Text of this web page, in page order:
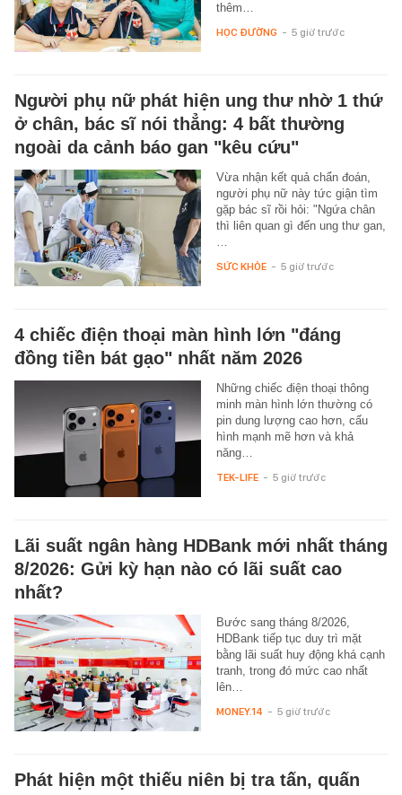
thêm…
HỌC ĐƯỜNG - 5 giờ trước
Người phụ nữ phát hiện ung thư nhờ 1 thứ
ở chân, bác sĩ nói thẳng: 4 bất thường
ngoài da cảnh báo gan "kêu cứu"
Vừa nhận kết quả chẩn đoán,
người phụ nữ này tức giận tìm
gặp bác sĩ rồi hỏi: "Ngứa chân
thì liên quan gì đến ung thư gan,
…
SỨC KHỎE - 5 giờ trước
4 chiếc điện thoại màn hình lớn "đáng
đồng tiền bát gạo" nhất năm 2026
Những chiếc điện thoại thông
minh màn hình lớn thường có
pin dung lượng cao hơn, cấu
hình mạnh mẽ hơn và khả
năng…
TEK-LIFE - 5 giờ trước
Lãi suất ngân hàng HDBank mới nhất tháng
8/2026: Gửi kỳ hạn nào có lãi suất cao
nhất?
Bước sang tháng 8/2026,
HDBank tiếp tục duy trì mặt
bằng lãi suất huy động khá cạnh
tranh, trong đó mức cao nhất
lên…
MONEY.14 - 5 giờ trước
Phát hiện một thiếu niên bị tra tấn, quấn